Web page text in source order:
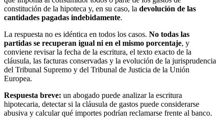
constitución de la hipoteca y, en su caso, la devolución de las
cantidades pagadas indebidamente.
La respuesta no es idéntica en todos los casos. No todas las
partidas se recuperan igual ni en el mismo porcentaje, y
conviene revisar la fecha de la escritura, el texto exacto de la
cláusula, las facturas conservadas y la evolución de la jurisprudencia
del Tribunal Supremo y del Tribunal de Justicia de la Unión
Europea.
Respuesta breve: un abogado puede analizar la escritura
hipotecaria, detectar si la cláusula de gastos puede considerarse
abusiva y calcular qué importes podrían reclamarse frente al banco.